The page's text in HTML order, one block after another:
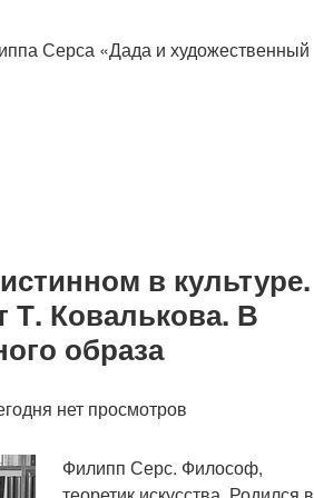
Серса «Дада и художественный
в культуре.
Т. Ковалькова. В
образа
нет просмотров
Филипп Серс. Философ,